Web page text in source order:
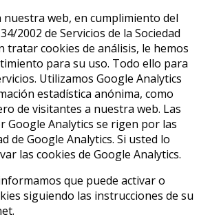
nuestra web, en cumplimiento del
2002 de Servicios de la Sociedad
tratar cookies de análisis, le hemos
para su uso. Todo ello para
Utilizamos Google Analytics
estadística anónima, como
de visitantes a nuestra web. Las
Google Analytics se rigen por las
de Google Analytics. Si usted lo
las cookies de Google Analytics.
que puede activar o
siguiendo las instrucciones de su